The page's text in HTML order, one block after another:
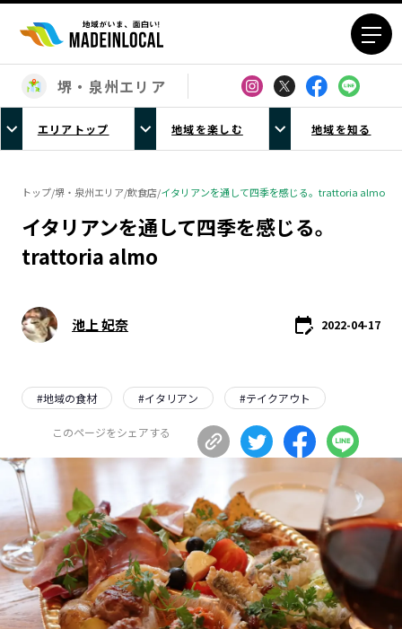
エリアから探す
北海道エリア
青森エリア
秋田エリア
山形エリア
福島エリア
茨城エリア
栃木エリア
東京23区エリア
神奈川エリア
福井エリア
山梨エリア
長野エリア
岐阜エリア
愛知エリア
滋賀エリア
京都エリア
大阪市エリア
北摂エリア
堺・泉州エリア
河内エリア
兵庫エリア
奈良エリア
和歌山エリア
鳥取エリア
島根エリア
堺・泉州エリア
エリアトップ 地域を楽しむ 地域を知る
トップ/堺・泉州エリア/飲食店/イタリアンを通して四季を感じる。trattoria almo
イタリアンを通して四季を感じる。
trattoria almo
池上 妃奈 2022-04-17
#地域の食材 #イタリアン #テイクアウト
このページをシェアする